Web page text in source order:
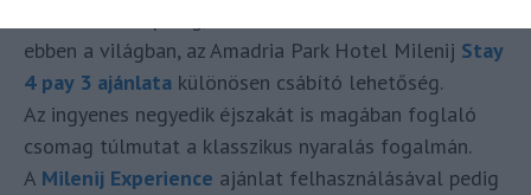
ebben a világban, az Amadria Park Hotel Milenij Stay
4 pay 3 ajánlata különösen csábító lehetőség.
Az ingyenes negyedik éjszakát is magában foglaló
csomag túlmutat a klasszikus nyaralás fogalmán.
A Milenij Experience ajánlat felhasználásával pedig